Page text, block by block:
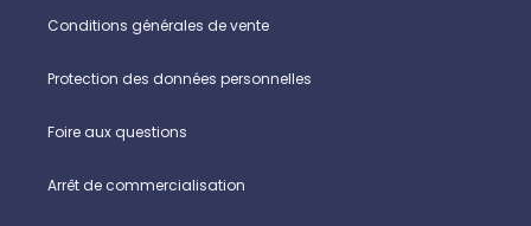
Conditions générales de vente
Protection des données personnelles
Foire aux questions
Arrêt de commercialisation